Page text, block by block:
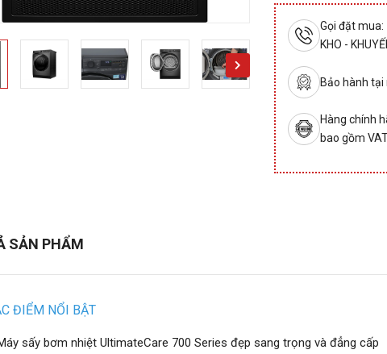
Gọi đặt mua:
KHO -
Bảo hành tại
Hàng chính
bao gồm
SẢN PHẨM
ĐIỂM NỔI BẬT
sấy bơm nhiệt UltimateCare 700 Series đẹp sang trọng và đẳng cấp